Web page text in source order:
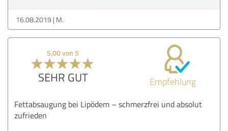
16.08.2019 M.
5,00 von 5
SEHR GUT Empfehlung
Fettabsaugung bei Lipödem – schmerzfrei und absolut
zufrieden